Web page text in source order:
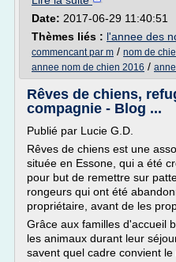
Date: 2017-06-29 11:40:51
Thèmes liés : l'annee des
commencant par m / nom de
annee nom de chien 2016 /
Rêves de chiens,
compagnie - Blog ...
Publié par Lucie G.D.
Rêves de chiens est une
située en Essone, qui a été
pour but de remettre sur
rongeurs qui ont été
propriétaire, avant de les
Grâce aux familles d'accueil
les animaux durant leur
savent quel cadre convient